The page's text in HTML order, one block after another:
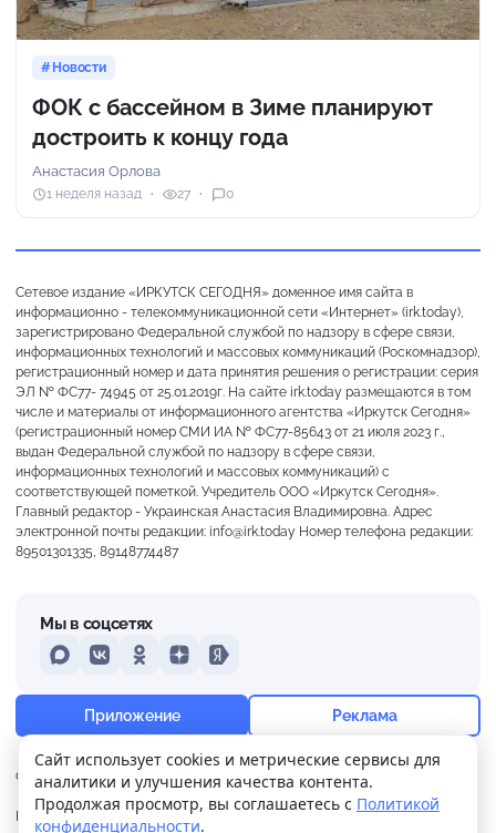
+17° Ощущается как +17
1 м/с 757 мм 98%
Новости
ФОК с бассейном в Зиме планируют
достроить к концу года
Анастасия Орлова
1 неделя назад 27 0
Сетевое издание «ИРКУТСК СЕГОДНЯ» доменное имя сайта в
информационно - телекоммуникационной сети «Интернет» (irk.today),
зарегистрировано Федеральной службой по надзору в сфере связи,
информационных технологий и массовых коммуникаций (Роскомнадзор),
регистрационный номер и дата принятия решения о регистрации: серия
ЭЛ № ФС77- 74945 от 25.01.2019г. На сайте irk.today размещаются в том
числе и материалы от информационного агентства «Иркутск Сегодня»
(регистрационный номер СМИ ИА № ФС77-85643 от 21 июля 2023 г.,
выдан Федеральной службой по надзору в сфере связи,
информационных технологий и массовых коммуникаций) с
соответствующей пометкой. Учредитель ООО «Иркутск Сегодня».
Главный редактор - Украинская Анастасия Владимировна. Адрес
электронной почты редакции: info@irk.today Номер телефона редакции:
89501301335, 89148774487
О нас Контакты Прислать новость
Реклама
Политика
конфиденциальности
Мы в соцсетях
MAXVKontakteOdnoklassniki
DzenYandex
Приложение Реклама
Сайт использует cookies и метрические сервисы для
аналитики и улучшения качества контента.
Продолжая просмотр, вы соглашаетесь с Политикой
конфиденциальности.